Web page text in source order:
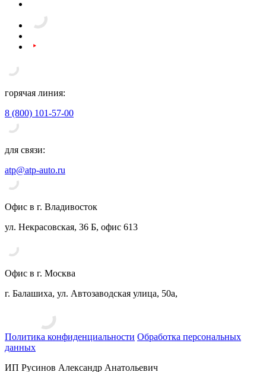
горячая линия:
8 (800) 101-57-00
для связи:
atp@atp-auto.ru
Офис в г. Владивосток
ул. Некрасовская, 36 Б, офис 613
Офис в г. Москва
г. Балашиха, ул. Автозаводская улица, 50а,
Политика конфиденциальности Обработка персональных
данных
ИП Русинов Александр Анатольевич